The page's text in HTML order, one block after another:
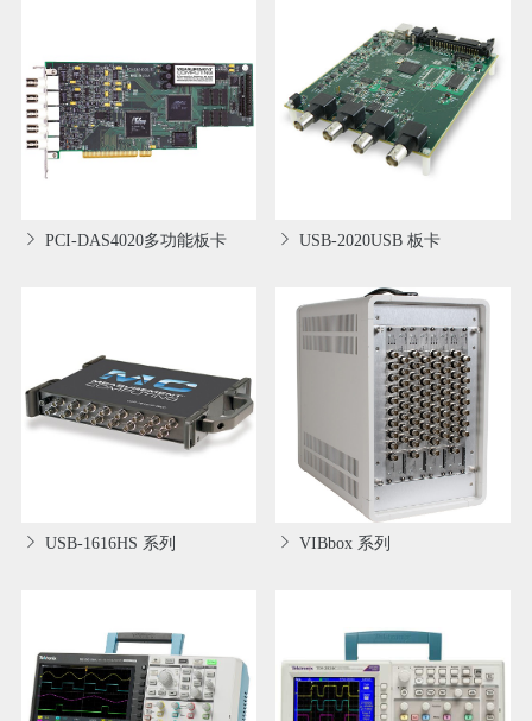
PCI-DAS4020多功能板卡 USB-2020USB 板卡
USB-1616HS 系列 VIBbox 系列